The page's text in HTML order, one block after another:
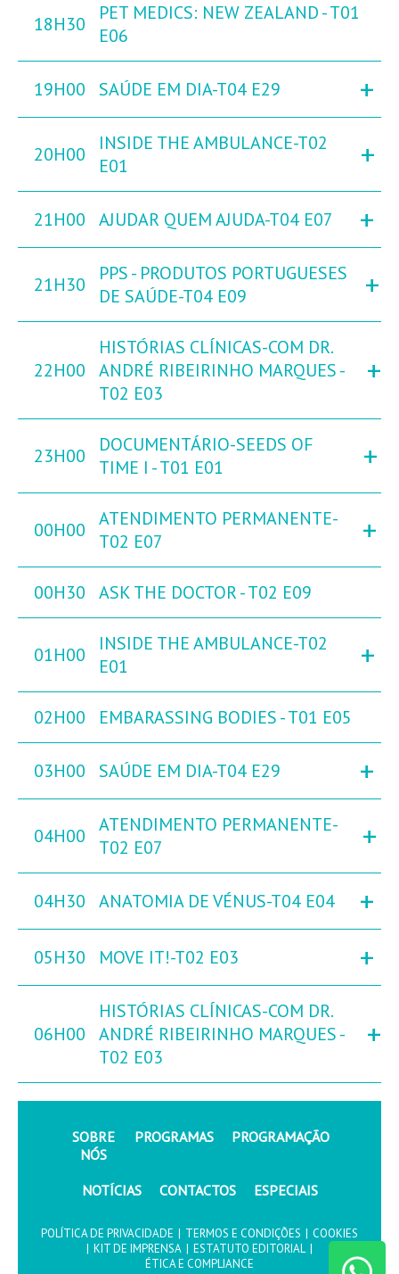
18H30
PET MEDICS: NEW ZEALAND - T01
E06
19H00 SAÚDE EM DIA-T04 E29 +
20H00
INSIDE THE AMBULANCE-T02
E01
+
21H00 AJUDAR QUEM AJUDA-T04 E07 +
21H30
PPS - PRODUTOS PORTUGUESES
DE SAÚDE-T04 E09
+
22H00
HISTÓRIAS CLÍNICAS-COM DR.
ANDRÉ RIBEIRINHO MARQUES -
T02 E03
+
23H00
DOCUMENTÁRIO-SEEDS OF
TIME I - T01 E01
+
00H00
ATENDIMENTO PERMANENTE-
T02 E07
+
00H30 ASK THE DOCTOR - T02 E09
01H00
INSIDE THE AMBULANCE-T02
E01
+
02H00 EMBARASSING BODIES - T01 E05
03H00 SAÚDE EM DIA-T04 E29 +
04H00
ATENDIMENTO PERMANENTE-
T02 E07
+
04H30 ANATOMIA DE VÉNUS-T04 E04 +
05H30 MOVE IT!-T02 E03 +
06H00
HISTÓRIAS CLÍNICAS-COM DR.
ANDRÉ RIBEIRINHO MARQUES -
T02 E03
+
SOBRE
NÓS
PROGRAMAS PROGRAMAÇÃO
NOTÍCIAS CONTACTOS ESPECIAIS
POLÍTICA DE PRIVACIDADE | TERMOS E CONDIÇÕES | COOKIES
| KIT DE IMPRENSA | ESTATUTO EDITORIAL |
ÉTICA E COMPLIANCE